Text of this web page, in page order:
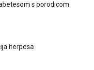
s porodicom
herpesa